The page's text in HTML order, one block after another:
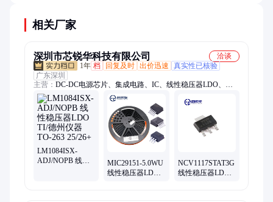
相关厂家
深圳市芯锐华科技有限公司
洽谈
1年 档 回复及时 出价迅速
真实性已核验
广东深圳
主营： DC-DC电源芯片、集成电路、IC、线性稳压器LDO、
MOS管、IGBT、贴片电容
LM1084ISX-
ADJ/NOPB 线性
MIC29151-5.0WU
线性稳压器LDO
NCV1117STAT3G
线性稳压器LDO